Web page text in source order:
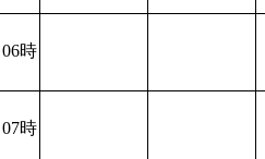
06時
07時